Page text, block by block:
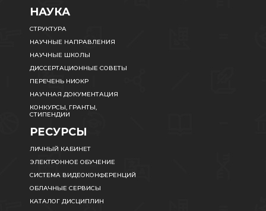
НАУКА
СТРУКТУРА
НАУЧНЫЕ НАПРАВЛЕНИЯ
НАУЧНЫЕ ШКОЛЫ
ДИССЕРТАЦИОННЫЕ СОВЕТЫ
ПЕРЕЧЕНЬ НИОКР
НАУЧНАЯ ДОКУМЕНТАЦИЯ
КОНКУРСЫ, ГРАНТЫ,
СТИПЕНДИИ
РЕСУРСЫ
ЛИЧНЫЙ КАБИНЕТ
ЭЛЕКТРОННОЕ ОБУЧЕНИЕ
СИСТЕМА ВИДЕОКОНФЕРЕНЦИЙ
ОБЛАЧНЫЕ СЕРВИСЫ
КАТАЛОГ ДИСЦИПЛИН